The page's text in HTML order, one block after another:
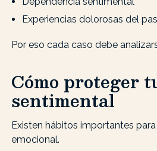
Experiencias dolorosas del
Por eso cada caso debe
Cómo proteger
sentimental
Existen hábitos importantes
emocional.